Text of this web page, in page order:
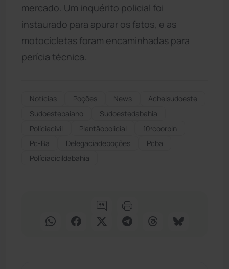
mercado. Um inquérito policial foi
instaurado para apurar os fatos, e as
motocicletas foram encaminhadas para
perícia técnica.
Notícias Poções News
Acheisudoeste
Sudoestebaiano
Sudoestedabahia
Políciacivil
Plantãopolicial
10ªcoorpin
Pc-Ba
Delegaciadepoções
Pcba
Políciacicildabahia